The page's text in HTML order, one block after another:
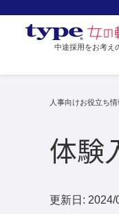
中途採用をお考え
人事向けお役立ち情
体験
更新日: 2024/